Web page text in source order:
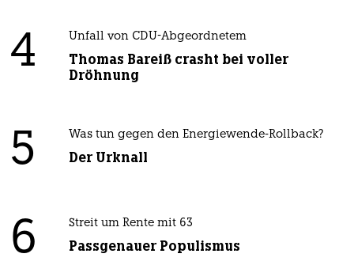
4 Unfall von CDU-Abgeordnetem
Thomas Bareiß crasht bei voller
Dröhnung
5 Was tun gegen den Energiewende-Rollback?
Der Urknall
6 Streit um Rente mit 63
Passgenauer Populismus